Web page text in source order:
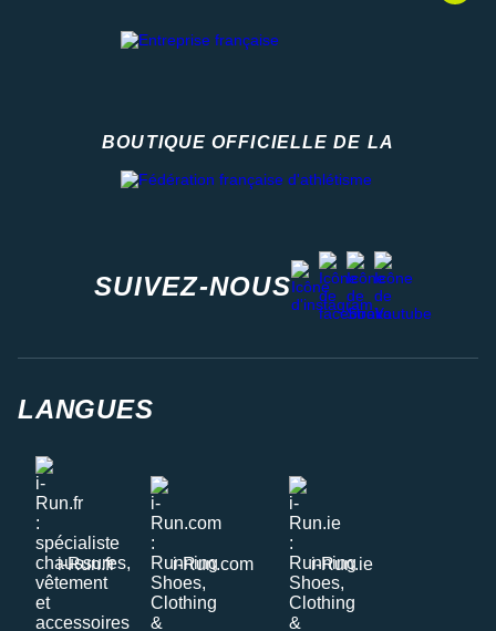
BOUTIQUE OFFICIELLE DE LA
SUIVEZ-NOUS
instagram
facebook
stravayoutube
LANGUES
i-Run.fr i-Run.com i-Run.ie